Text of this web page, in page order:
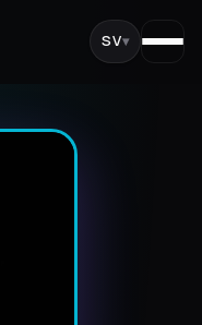
SV▾